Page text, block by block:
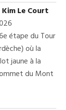
Le Court
étape du Tour
où la
jaune à la
du Mont